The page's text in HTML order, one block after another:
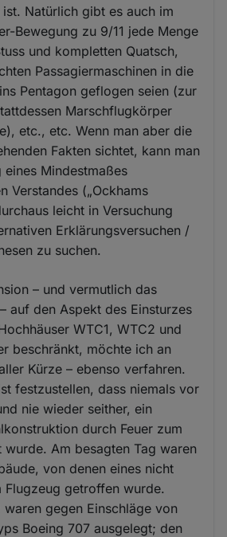
Natürlich gibt es auch im
Bewegung zu 9/11 jede Menge
und kompletten Quatsch,
Passagiermaschinen in die
Pentagon geflogen seien (zur
Marschflugkörper
etc., etc. Wenn man aber die
Fakten sichtet, kann man
eines Mindestmaßes
Verstandes („Ockhams
leicht in Versuchung
Erklärungsversuchen /
zu suchen.
– und vermutlich das
auf den Aspekt des Einsturzes
WTC1, WTC2 und
beschränkt, möchte ich an
Kürze – ebenso verfahren.
festzustellen, dass niemals vor
nie wieder seither, ein
durch Feuer zum
wurde. Am besagten Tag waren
von denen eines nicht
Flugzeug getroffen wurde.
waren gegen Einschläge von
Boeing 707 ausgelegt; den